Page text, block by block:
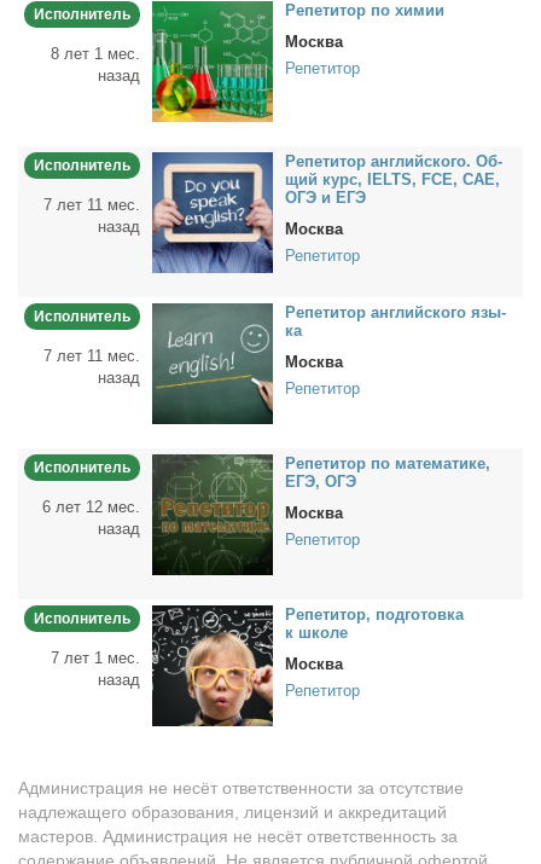
Исполнитель
8 лет 1 мес.
назад
Ре­пе­ти­тор по хи­мии
Москва
Репетитор
Исполнитель
7 лет 11 мес.
назад
Ре­пе­ти­тор ан­глий­ско­го. Об­
щий курс, IELTS, FCE, CAE,
ОГЭ и ЕГЭ
Москва
Репетитор
Исполнитель
7 лет 11 мес.
назад
Ре­пе­ти­тор ан­глий­ско­го язы­
ка
Москва
Репетитор
Исполнитель
6 лет 12 мес.
назад
Ре­пе­ти­тор по ма­те­ма­ти­ке,
ЕГЭ, ОГЭ
Москва
Репетитор
Исполнитель
7 лет 1 мес.
назад
Ре­пе­ти­тор, под­го­тов­ка
к шко­ле
Москва
Репетитор
Администрация не несёт ответственности за отсутствие
надлежащего образования, лицензий и аккредитаций
мастеров. Администрация не несёт ответственность за